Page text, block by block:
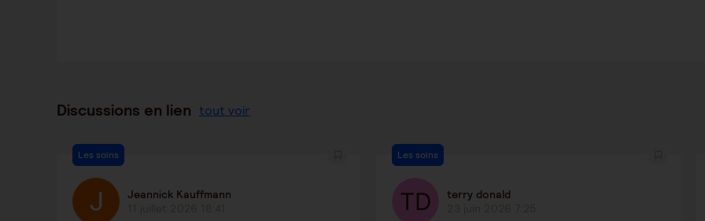
Discussions en lien tout voir
Les soins
Jeannick Kauffmann
Les soins
terry donald